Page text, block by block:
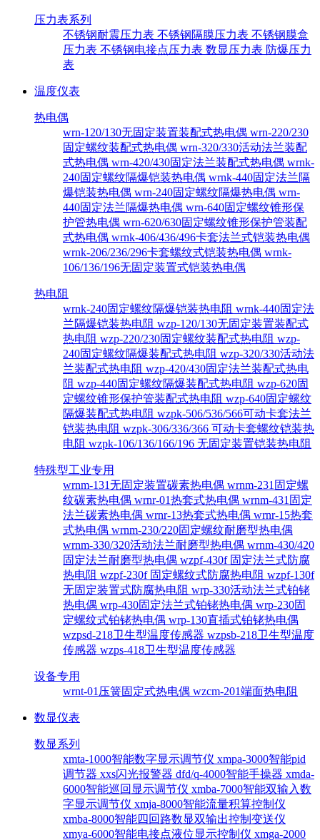
压力表系列
不锈钢耐震压力表 不锈钢隔膜压力表 不锈钢膜盒
压力表 不锈钢电接点压力表 数显压力表 防爆压力
表
温度仪表
热电偶
wrn-120/130无固定装置装配式热电偶 wrn-220/230
固定螺纹装配式热电偶 wrn-320/330活动法兰装配
式热电偶 wrn-420/430固定法兰装配式热电偶 wrnk-
240固定螺纹隔爆铠装热电偶 wrnk-440固定法兰隔
爆铠装热电偶 wrn-240固定螺纹隔爆热电偶 wrn-
440固定法兰隔爆热电偶 wrn-640固定螺纹锥形保
护管热电偶 wrn-620/630固定螺纹锥形保护管装配
式热电偶 wrnk-406/436/496卡套法兰式铠装热电偶
wrnk-206/236/296卡套螺纹式铠装热电偶 wrnk-
106/136/196无固定装置式铠装热电偶
热电阻
wrnk-240固定螺纹隔爆铠装热电阻 wrnk-440固定法
兰隔爆铠装热电阻 wzp-120/130无固定装置装配式
热电阻 wzp-220/230固定螺纹装配式热电阻 wzp-
240固定螺纹隔爆装配式热电阻 wzp-320/330活动法
兰装配式热电阻 wzp-420/430固定法兰装配式热电
阻 wzp-440固定螺纹隔爆装配式热电阻 wzp-620固
定螺纹锥形保护管装配式热电阻 wzp-640固定螺纹
隔爆装配式热电阻 wzpk-506/536/566可动卡套法兰
铠装热电阻 wzpk-306/336/366 可动卡套螺纹铠装热
电阻 wzpk-106/136/166/196 无固定装置铠装热电阻
特殊型工业专用
wrnm-131无固定装置碳素热电偶 wrnm-231固定螺
纹碳素热电偶 wrnr-01热套式热电偶 wrnm-431固定
法兰碳素热电偶 wrnr-13热套式热电偶 wrnr-15热套
式热电偶 wrnm-230/220固定螺纹耐磨型热电偶
wrnm-330/320活动法兰耐磨型热电偶 wrnm-430/420
固定法兰耐磨型热电偶 wzpf-430f 固定法兰式防腐
热电阻 wzpf-230f 固定螺纹式防腐热电阻 wzpf-130f
无固定装置式防腐热电阻 wrp-330活动法兰式铂铑
热电偶 wrp-430固定法兰式铂铑热电偶 wrp-230固
定螺纹式铂铑热电偶 wrp-130直插式铂铑热电偶
wzpsd-218卫生型温度传感器 wzpsb-218卫生型温度
传感器 wzps-418卫生型温度传感器
设备专用
wrnt-01压簧固定式热电偶 wzcm-201端面热电阻
数显仪表
数显系列
xmta-1000智能数字显示调节仪 xmpa-3000智能pid
调节器 xxs闪光报警器 dfd/q-4000智能手操器 xmda-
6000智能巡回显示调节仪 xmba-7000智能双输入数
字显示调节仪 xmja-8000智能流量积算控制仪
xmba-8000智能四回路数显双输出控制变送仪
xmya-6000智能电接点液位显示控制仪 xmga-2000